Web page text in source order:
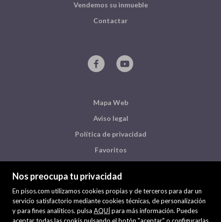
Nos preocupa tu privacidad
En pisos.com utilizamos cookies propias y de terceros para dar un
servicio satisfactorio mediante cookies técnicas, de personalización
y para fines analíticos. pulsa AQUÍ para más información. Puedes
Vendemos su inmueble
Contactar
Mapa Web
Aviso legal
Política de privacidad
Favoritos
Noticias
Política de cookies